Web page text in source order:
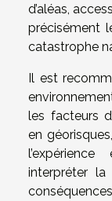
d’aléas,
précisément
catastrophe
Il est
les facteurs
en
interpréter